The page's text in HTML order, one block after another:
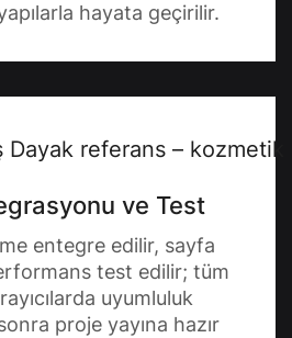
hayata geçirilir.
ve Test
entegre edilir, sayfa
test edilir; tüm
uyumluluk
proje yayına hazır